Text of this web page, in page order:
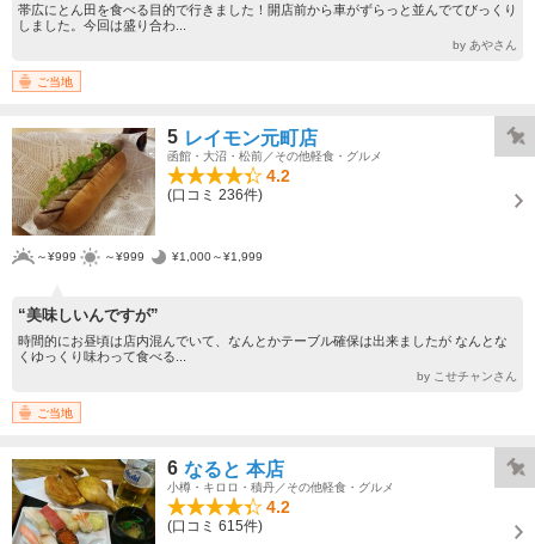
帯広にとん田を食べる目的で行きました！開店前から車がずらっと並んでてびっくり
しました。今回は盛り合わ...
by あやさん
ご当地
5 レイモン元町店
函館・大沼・松前／その他軽食・グルメ
4.2
(口コミ 236件)
～¥999 ～¥999 ¥1,000～¥1,999
“美味しいんですが”
時間的にお昼頃は店内混んでいて、なんとかテーブル確保は出来ましたが なんとな
くゆっくり味わって食べる...
by こせチャンさん
ご当地
6 なると 本店
小樽・キロロ・積丹／その他軽食・グルメ
4.2
(口コミ 615件)